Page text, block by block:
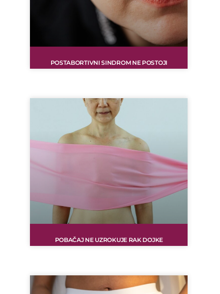
POSTABORTIVNI SINDROM NE POSTOJI
POBAČAJ NE UZROKUJE RAK DOJKE